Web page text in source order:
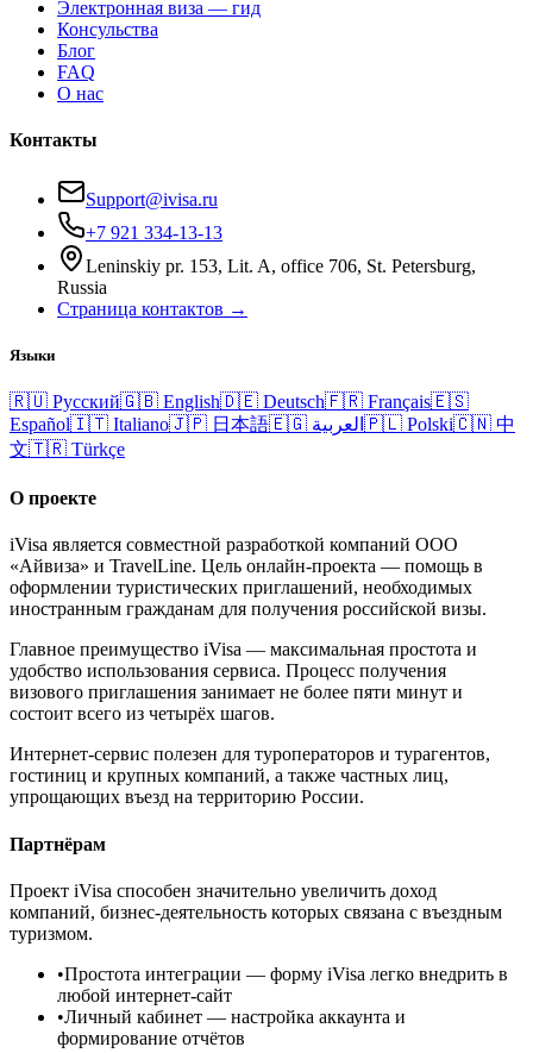
Электронная виза — гид
Консульства
Блог
FAQ
О нас
Контакты
Support@ivisa.ru
+7 921 334-13-13
Leninskiy pr. 153, Lit. A, office 706, St. Petersburg,
Russia
Страница контактов →
Языки
🇷🇺 Русский🇬🇧 English🇩🇪 Deutsch🇫🇷 Français🇪🇸
Español🇮🇹 Italiano🇯🇵 日本語🇪🇬 العربية 🇵🇱 Polski🇨🇳 中
文🇹🇷 Türkçe
О проекте
iVisa является совместной разработкой компаний ООО
«Айвиза» и TravelLine. Цель онлайн-проекта — помощь в
оформлении туристических приглашений, необходимых
иностранным гражданам для получения российской визы.
Главное преимущество iVisa — максимальная простота и
удобство использования сервиса. Процесс получения
визового приглашения занимает не более пяти минут и
состоит всего из четырёх шагов.
Интернет-сервис полезен для туроператоров и турагентов,
гостиниц и крупных компаний, а также частных лиц,
упрощающих въезд на территорию России.
Партнёрам
Проект iVisa способен значительно увеличить доход
компаний, бизнес-деятельность которых связана с въездным
туризмом.
•Простота интеграции — форму iVisa легко внедрить в
любой интернет-сайт
•Личный кабинет — настройка аккаунта и
формирование отчётов